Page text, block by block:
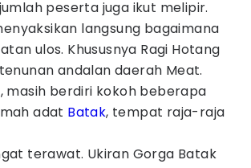
peserta juga ikut melipir.
langsung bagaimana
ulos. Khususnya Ragi Hotang
andalan daerah Meat.
masih berdiri kokoh beberapa
adat Batak, tempat raja-raja
terawat. Ukiran Gorga Batak